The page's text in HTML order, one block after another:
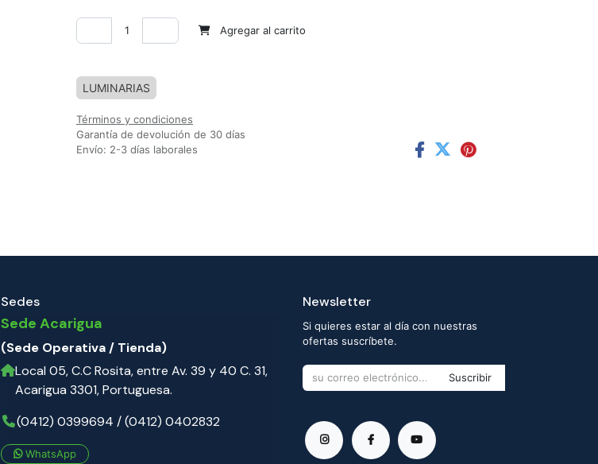
Agregar al carrito
LUMINARIAS
Términos y condiciones
Garantía de devolución de 30 días
Envío: 2-3 días laborales
Sedes
Sede Acarigua
(Sede Operativa / Tienda)
Local 05, C.C Rosita, entre Av. 39 y 40 C. 31,
Acarigua 3301, Portuguesa.
(0412) 0399694 / (0412) 0402832
WhatsApp
Newsletter
Si quieres estar al día con nuestras
ofertas suscríbete.
Suscribir